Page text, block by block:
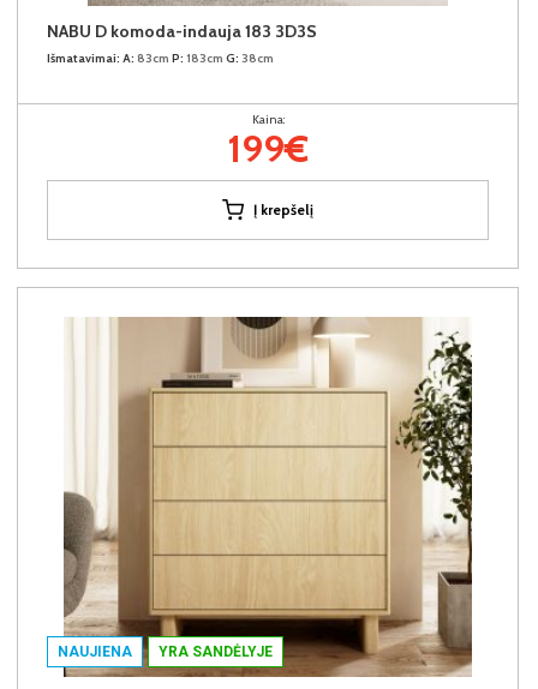
NABU D komoda-indauja 183 3D3S
Išmatavimai: A: 83cm P: 183cm G: 38cm
Kaina:
199€
Į krepšelį
NAUJIENA YRA SANDĖLYJE